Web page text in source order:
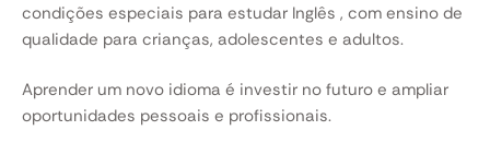
condições especiais para estudar Inglês , com ensino de
qualidade para crianças, adolescentes e adultos.
Aprender um novo idioma é investir no futuro e ampliar
oportunidades pessoais e profissionais.